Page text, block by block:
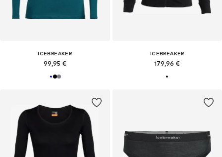
ICEBREAKER
99,95 €
ICEBREAKER
179,96 €